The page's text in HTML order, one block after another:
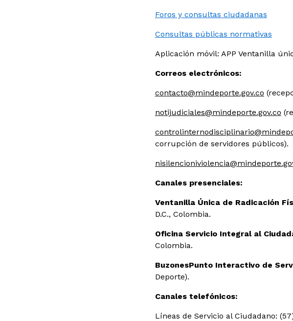
Foros y consultas ciudadanas
Consultas públicas normativas
Aplicación móvil: APP Ventanilla
Correos electrónicos:
contacto@mindeporte.gov.co
notijudiciales@mindeporte.gov.co
corrupción de servidores públicos).
Canales presenciales:
Ventanilla Única de Radicación
D.C., Colombia.
Oficina Servicio Integral al
Colombia.
BuzonesPunto Interactivo de
Deporte).
Canales telefónicos:
Líneas de Servicio al Ciudadano: